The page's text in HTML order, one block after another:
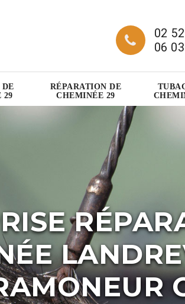
02
06
29
RÉPARATION DE
CHEMINÉE 29